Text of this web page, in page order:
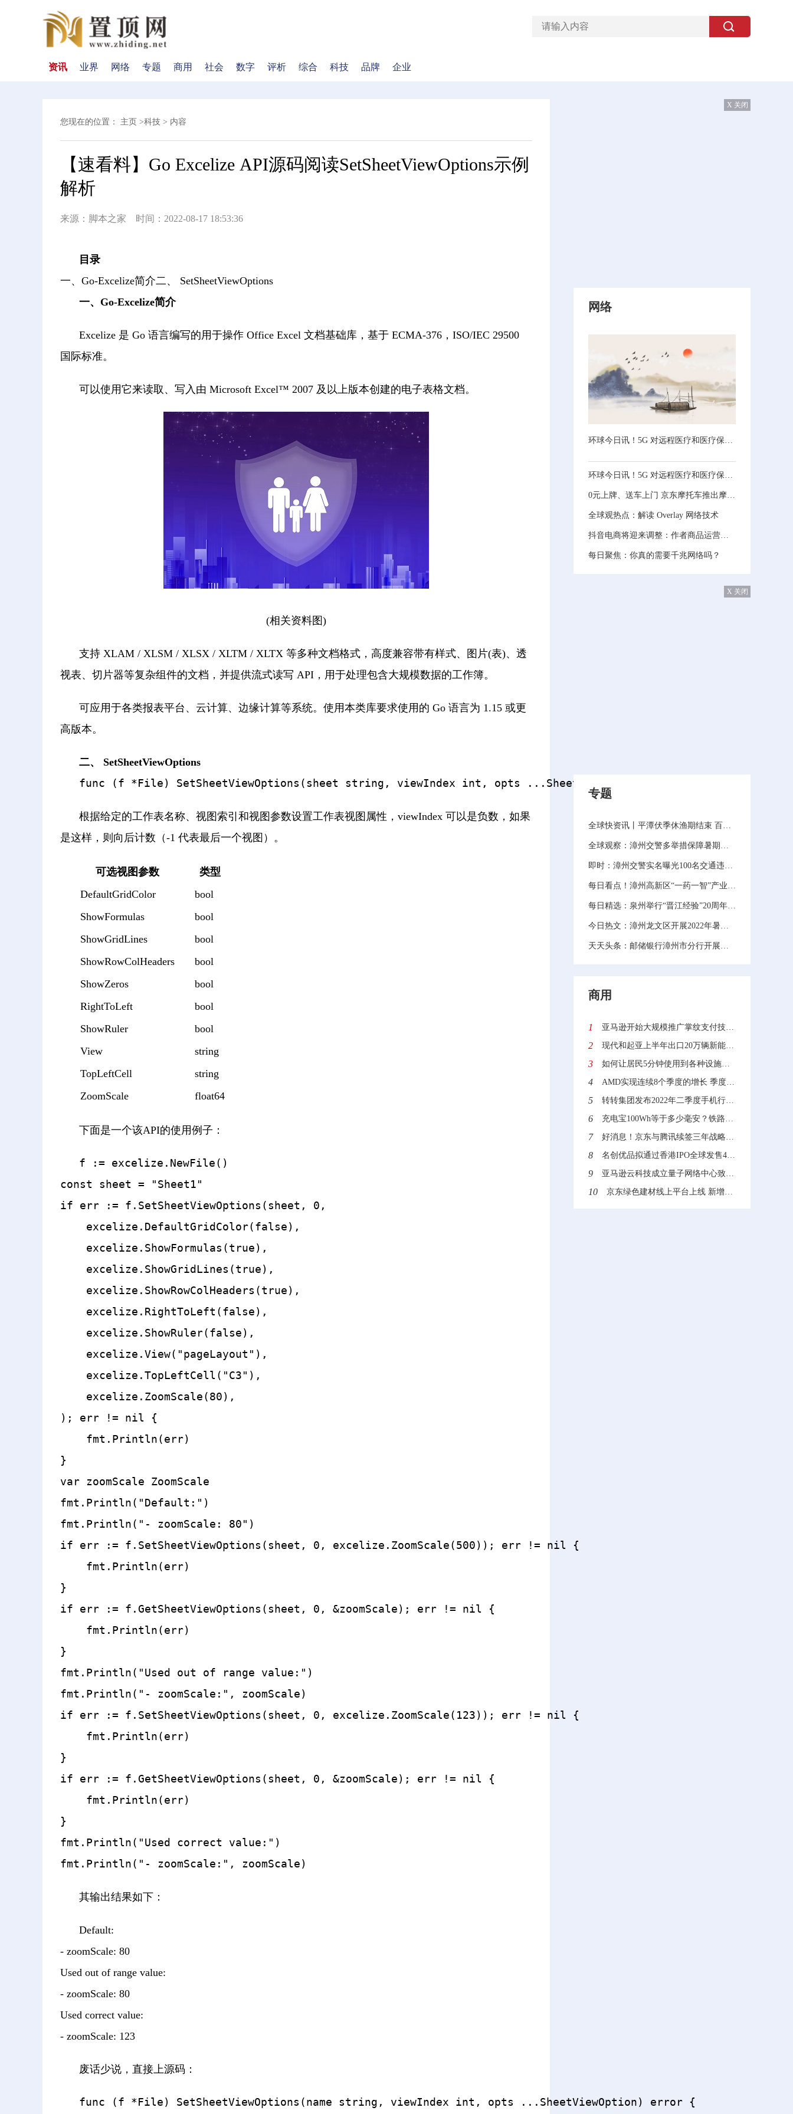
资讯 业界 网络 专题 商用 社会 数字 评析 综合 科技 品牌 企业
您现在的位置： 主页 >科技 > 内容
【速看料】Go Excelize API源码阅读SetSheetViewOptions示例
解析
来源：脚本之家 时间：2022-08-17 18:53:36
目录
一、Go-Excelize简介二、 SetSheetViewOptions
一、Go-Excelize简介
Excelize 是 Go 语言编写的用于操作 Office Excel 文档基础库，基于 ECMA-376，ISO/IEC 29500
国际标准。
可以使用它来读取、写入由 Microsoft Excel™ 2007 及以上版本创建的电子表格文档。
(相关资料图)
支持 XLAM / XLSM / XLSX / XLTM / XLTX 等多种文档格式，高度兼容带有样式、图片(表)、透
视表、切片器等复杂组件的文档，并提供流式读写 API，用于处理包含大规模数据的工作簿。
可应用于各类报表平台、云计算、边缘计算等系统。使用本类库要求使用的 Go 语言为 1.15 或更
高版本。
二、 SetSheetViewOptions
根据给定的工作表名称、视图索引和视图参数设置工作表视图属性，viewIndex 可以是负数，如果
是这样，则向后计数（-1 代表最后一个视图）。
可选视图参数
类型
DefaultGridColor
bool
ShowFormulas
bool
ShowGridLines
bool
ShowRowColHeaders
bool
ShowZeros
bool
RightToLeft
bool
ShowRuler
bool
View
string
TopLeftCell
string
ZoomScale
float64
下面是一个该API的使用例子：
f := excelize.NewFile()
const sheet = "Sheet1"
if err := f.SetSheetViewOptions(sheet, 0,
    excelize.DefaultGridColor(false),
    excelize.ShowFormulas(true),
    excelize.ShowGridLines(true),
    excelize.ShowRowColHeaders(true),
    excelize.RightToLeft(false),
    excelize.ShowRuler(false),
    excelize.View("pageLayout"),
    excelize.TopLeftCell("C3"),
    excelize.ZoomScale(80),
); err != nil {
    fmt.Println(err)
}
var zoomScale ZoomScale
fmt.Println("Default:")
fmt.Println("- zoomScale: 80")
if err := f.SetSheetViewOptions(sheet, 0, excelize.ZoomScale(500)); err != nil {
    fmt.Println(err)
}
if err := f.GetSheetViewOptions(sheet, 0, &zoomScale); err != nil {
    fmt.Println(err)
}
fmt.Println("Used out of range value:")
fmt.Println("- zoomScale:", zoomScale)
if err := f.SetSheetViewOptions(sheet, 0, excelize.ZoomScale(123)); err != nil {
    fmt.Println(err)
}
if err := f.GetSheetViewOptions(sheet, 0, &zoomScale); err != nil {
    fmt.Println(err)
}
fmt.Println("Used correct value:")
其输出结果如下：
Default:
- zoomScale: 80
Used out of range value:
- zoomScale: 80
Used correct value:
- zoomScale: 123
废话少说，直接上源码：
func (f *File) SetSheetViewOptions(name string, viewIndex int, opts ...SheetViewOption) error {
X 关闭
网络
环球今日讯！5G 对远程医疗和医疗保健的影响
环球今日讯！5G 对远程医疗和医疗保健的影响
0元上牌、送车上门 京东摩托车推出摩托车自营服务
全球观热点：解读 Overlay 网络技术
抖音电商将迎来调整：作者商品运营负责人离职 加速过渡绑定流量
每日聚焦：你真的需要千兆网络吗？
X 关闭
专题
全球快资讯丨平潭伏季休渔期结束 百舸入海去追鲜
全球观察：漳州交警多举措保障暑期驾考工作有序进行
即时：漳州交警实名曝光100名交通违法行为人（第十一批）
每日看点！漳州高新区“一药一智”产业园项目公司筹备推进会召开
每日精选：泉州举行“晋江经验”20周年重大项目开工活动
今日热文：漳州龙文区开展2022年暑期强师工程培训活动
天天头条：邮储银行漳州市分行开展抵制拒收现金活动宣传
商用
1 亚马逊开始大规模推广掌纹支付技术 顾客可使用“挥手付”结账
2 现代和起亚上半年出口20万辆新能源汽车同比增长30.6%
3 如何让居民5分钟使用到各种设施？沙特“线性城市”来了
4 AMD实现连续8个季度的增长 季度营收首次突破60亿美元利润更是翻倍
5 转转集团发布2022年二季度手机行情报告：二手市场“飘香”
6 充电宝100Wh等于多少毫安？铁路旅客禁止、限制携带和托运物品目录
7 好消息！京东与腾讯续签三年战略合作协议 加强技术创新与供应链服务
8 名创优品拟通过香港IPO全球发售4100万股 全球发售所得款项有什么用处？
9 亚马逊云科技成立量子网络中心致力解决量子计算领域的挑战
10 京东绿色建材线上平台上线 新增用户70%来自下沉市场